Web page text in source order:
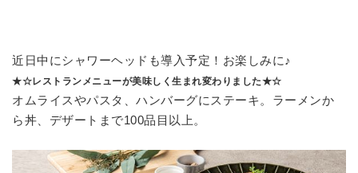
近日中にシャワーヘッドも導入予定！お楽しみに♪
★☆レストランメニューが美味しく生まれ変わりました★☆
オムライスやパスタ、ハンバーグにステーキ。ラーメンか
ら丼、デザートまで100品目以上。